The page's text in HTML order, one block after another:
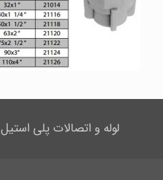
لوله و اتصالات پلی استیل